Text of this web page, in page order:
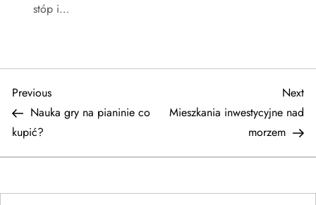
stóp i…
N
a
w
Previous
Post
Previous
Nauka gry na pianinie co
kupić?
Next
Mieszkania inwestycyjne nad
morzem